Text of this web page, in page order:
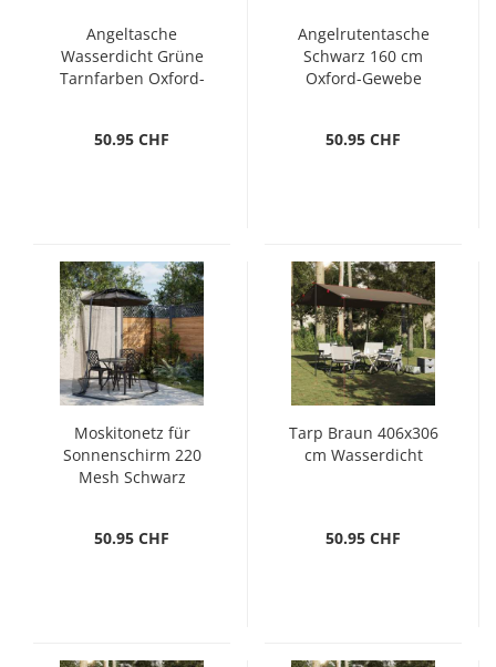
Angeltasche
Wasserdicht Grüne
Tarnfarben Oxford-
50.95 CHF
Angelrutentasche
Schwarz 160 cm
Oxford-Gewebe
50.95 CHF
Moskitonetz für
Sonnenschirm 220
Mesh Schwarz
50.95 CHF
Tarp Braun 406x306
cm Wasserdicht
50.95 CHF